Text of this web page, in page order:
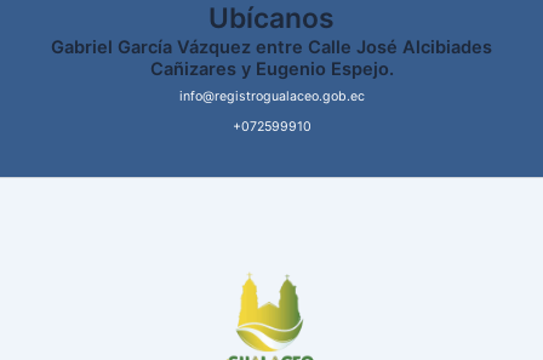
Ubícanos
Gabriel García Vázquez entre Calle José Alcibiades
Cañizares y Eugenio Espejo.
info@registrogualaceo.gob.ec
+072599910